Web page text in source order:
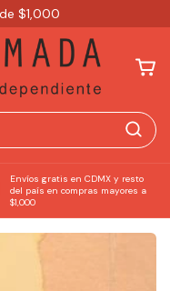
$1,000
Envíos gratis en CDMX y resto
del país en compras mayores a
$1,000